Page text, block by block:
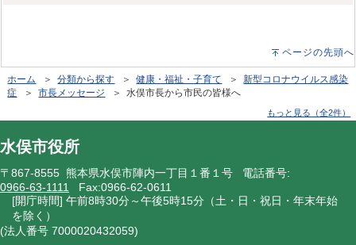
ページの先頭へ
ホーム ＞分類から探す ＞健康・福祉・子育て ＞新型コロナウイルス感染
症 ＞市長メッセージ ＞ 水俣市長から市民の皆様へ
もっと見る（全2件）
水俣市役所
〒867-8555 熊本県水俣市陣内一丁目１番１号 電話番号:
0966-63-1111 Fax:0966-62-0611
[開庁時間] 午前8時30分～午後5時15分（土・日・祝日・年末年始
を除く）
(法人番号 7000020432059)